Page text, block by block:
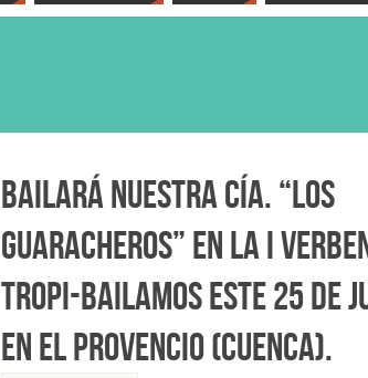
Bailará nuestra Cía. “Los
Guaracheros” en la I
Tropi-Bailamos este 25 de
en El Provencio (Cuenca).